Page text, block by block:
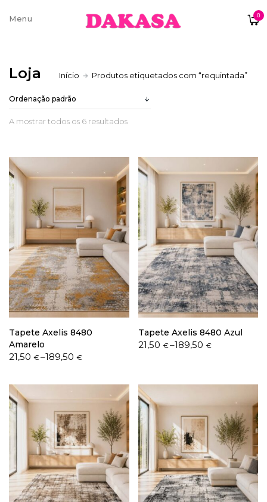
0
Sobre nós
Trocas e Devoluções
Termos e condições
Livro de Reclamações
Loja Início Produtos etiquetados com “requintada”
A mostrar todos os 6 resultados
Tapete Axelis 8480
Amarelo
21,50 €–189,50€
Price
through
189,50 €
Tapete Axelis 8480 Azul
21,50 €–189,50 €
Price
189,50 €